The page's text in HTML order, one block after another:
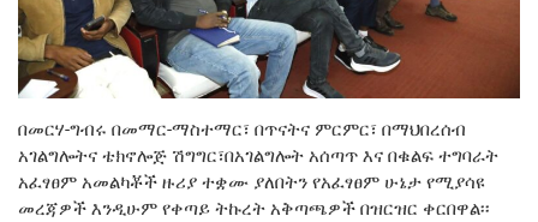
በመርሃ-ግብሩ በመማር-ማስተማር፣ በጥናትና ምርምር፣ በማህበረሰብ
አገልግሎትና ቴክኖሎጅ ሽግግር፣በአገልግሎት አሰጣጥ እና በቁልፍ ተግባራት
አፈፃፀም አመልካቾች ዙሪያ ተቋሙ ያለበትን የአፈፃፀም ሁኔታ የሚያሳዩ
መረጃዎች እንዲሁም የቀጣይ ትኩረት አቅጣጫዎች በዝርዝር ቀርበዋል፡፡